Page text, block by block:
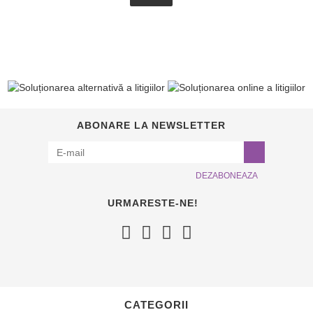
ABONARE LA NEWSLETTER
DEZABONEAZA
URMARESTE-NE!
CATEGORII